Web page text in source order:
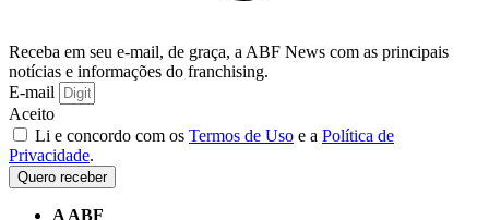
Receba em seu e-mail, de graça, a ABF News com as principais
notícias e informações do franchising.
E-mail
Aceito
Li e concordo com os Termos de Uso e a Política de
Privacidade.
Quero receber
A ABF